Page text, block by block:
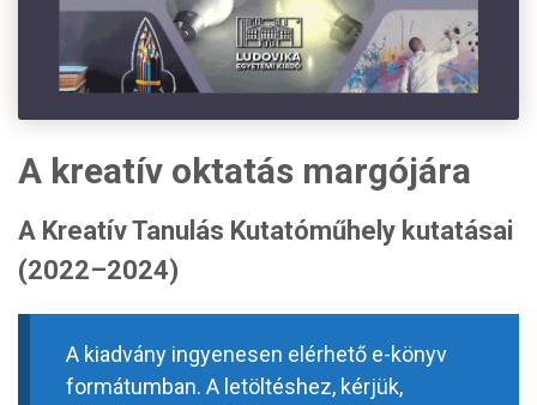
A kreatív oktatás margójára
A Kreatív Tanulás Kutatóműhely kutatásai
(2022–2024)
A kiadvány ingyenesen elérhető e-könyv
formátumban. A letöltéshez, kérjük,